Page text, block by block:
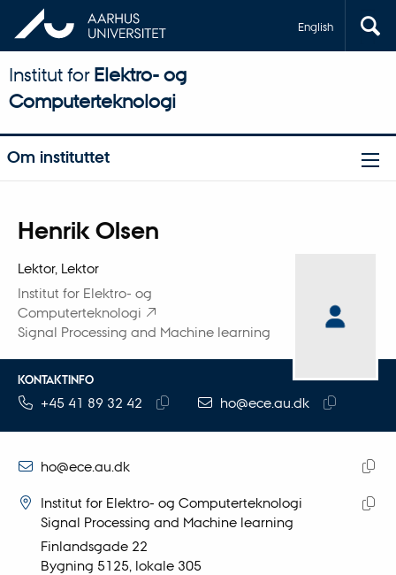
English
Institut forElektro- og
Computerteknologi
Om instituttet
Henrik Olsen
Titel
Lektor, Lektor
Institut for Elektro- og
Computerteknologi
Signal Processing and Machine learning
KONTAKTINFO
TELEFONNUMMER
+45 41 89 32 42
MAILADRESSE
ho@ece.au.dk
MAILADRESSE
ho@ece.au.dk
Henrik Olsen
Institut for Elektro- og Computerteknologi
Signal Processing and Machine learning
Finlandsgade 22
Bygning 5125, lokale 305